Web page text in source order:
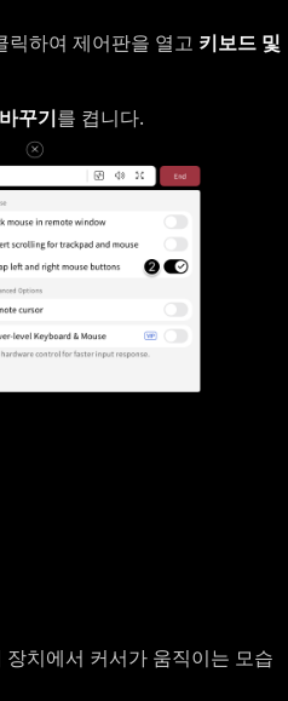
릭하여 제어판을 열고 키보드 및
꾸기를 켭니다.
치에서 커서가 움직이는 모습